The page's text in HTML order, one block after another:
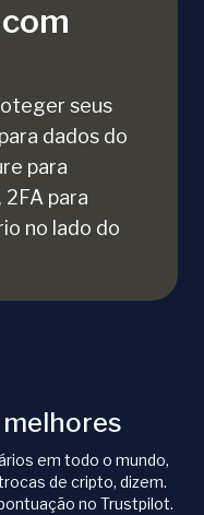
seus
dados do
para
para
no lado do
em todo o mundo,
de cripto, dizem.
no Trustpilot.